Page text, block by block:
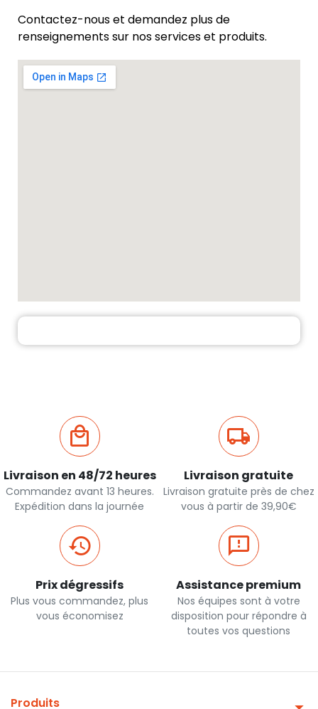
Contactez-nous et demandez plus de
renseignements sur nos services et produits.
Livraison en 48/72 heures
Commandez avant 13 heures.
Expédition dans la journée
Livraison gratuite
Livraison gratuite près de chez
vous à partir de 39,90€
Prix dégressifs
Plus vous commandez, plus
vous économisez
Assistance premium
Nos équipes sont à votre
disposition pour répondre à
toutes vos questions
Produits